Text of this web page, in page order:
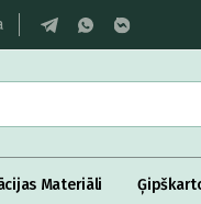
Materiāli